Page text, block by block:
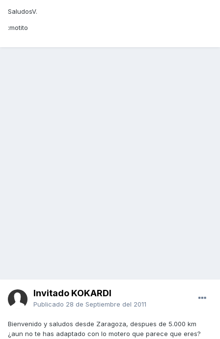
SaludosV.
:motito
Invitado KOKARDI
Publicado 28 de Septiembre del 2011
Bienvenido y saludos desde Zaragoza, despues de 5.000 km
¿aun no te has adaptado con lo motero que parece que eres?